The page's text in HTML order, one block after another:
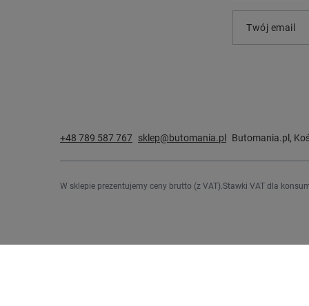
Twój email
+48 789 587 767 sklep@butomania.pl Butomania.pl ,
W sklepie prezentujemy ceny brutto (z VAT). Stawki VAT dla